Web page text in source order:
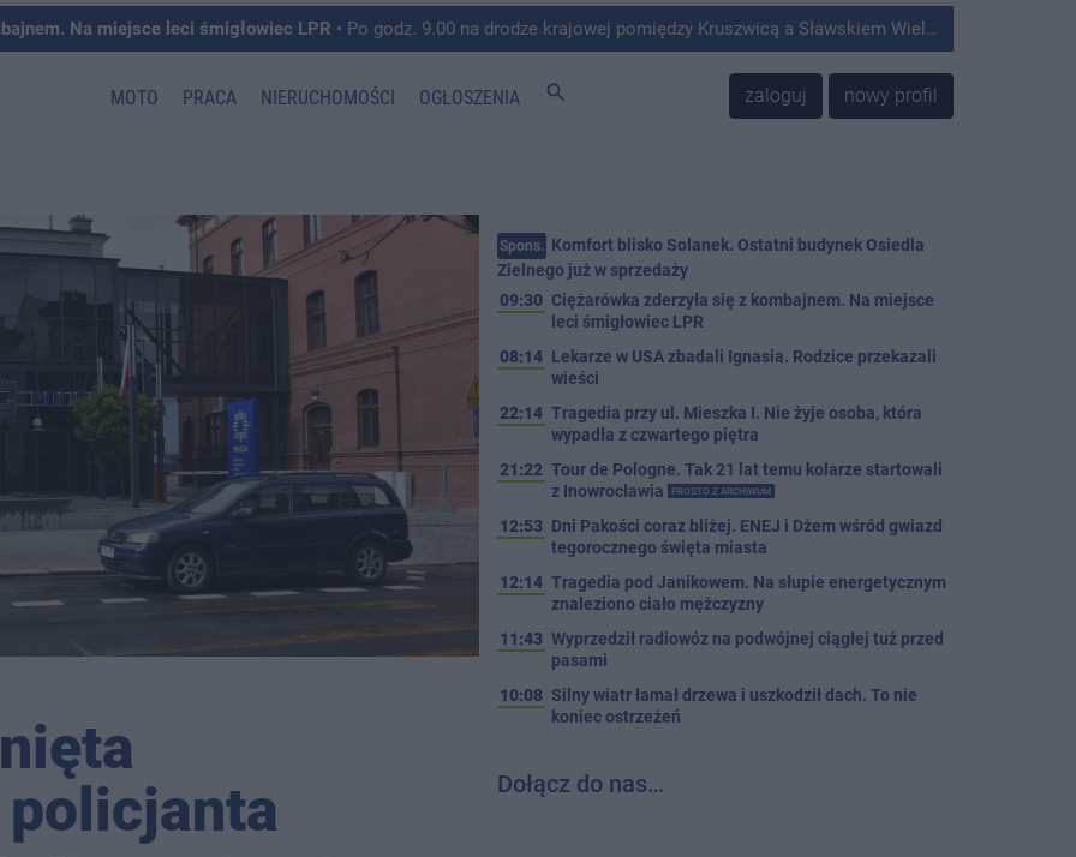
Na miejsce leci śmigłowiec LPR • Po godz. 9.00 na drodze krajowej pomiędzy Kruszwicą a Sławskiem Wielkim doszło do zderzenia samochodu ciężarowego z kombajnem.
MOTO PRACA NIERUCHOMOŚCI OGŁOSZENIA search zaloguj nowy profil
Spons. Komfort blisko Solanek. Ostatni budynek Osiedla
Zielnego już w sprzedaży
09:30 Ciężarówka zderzyła się z kombajnem. Na miejsce
leci śmigłowiec LPR
08:14 Lekarze w USA zbadali Ignasia. Rodzice przekazali
wieści
22:14 Tragedia przy ul. Mieszka I. Nie żyje osoba, która
wypadła z czwartego piętra
21:22 Tour de Pologne. Tak 21 lat temu kolarze startowali
z Inowrocławia
PROSTO Z ARCHIWUM
12:53 Dni Pakości coraz bliżej. ENEJ i Dżem wśród gwiazd
tegorocznego święta miasta
12:14 Tragedia pod Janikowem. Na słupie energetycznym
znaleziono ciało mężczyzny
11:43 Wyprzedził radiowóz na podwójnej ciągłej tuż przed
pasami
10:08 Silny wiatr łamał drzewa i uszkodził dach. To nie
koniec ostrzeżeń
Dołącz do nas…